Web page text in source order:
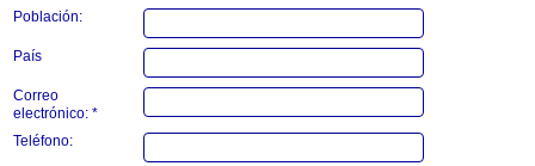
Población:
País
Correo
electrónico: *
Teléfono: